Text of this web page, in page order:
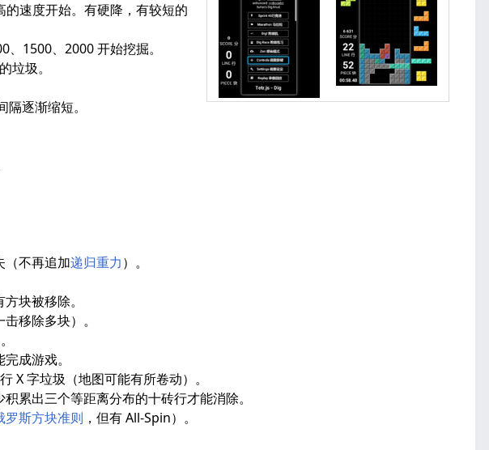
速度开始。有硬降，有较短的
1500、2000 开始挖掘。
垃圾。
逐渐缩短。
（不再追加递归重力）。
块被移除。
移除多块）。
成游戏。
X 字垃圾（地图可能有所卷动）。
累出三个等距离分布的十砖行才能消除。
罗斯方块准则 ，但有 All-Spin）。